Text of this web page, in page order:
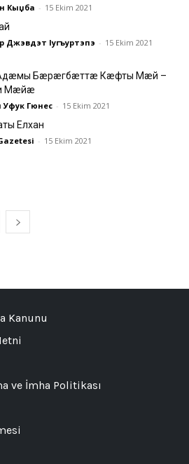
Кәыџба - 15 Ekim 2021
Джэвдэт Iугъуртэпэ - 15 Ekim 2021
Бæрæгбæттæ Кæфты Мæй –
Мæйæ
Гюнес - 15 Ekim 2021
Елхан
- 15 Ekim 2021
Kanunu
ve İmha Politikası